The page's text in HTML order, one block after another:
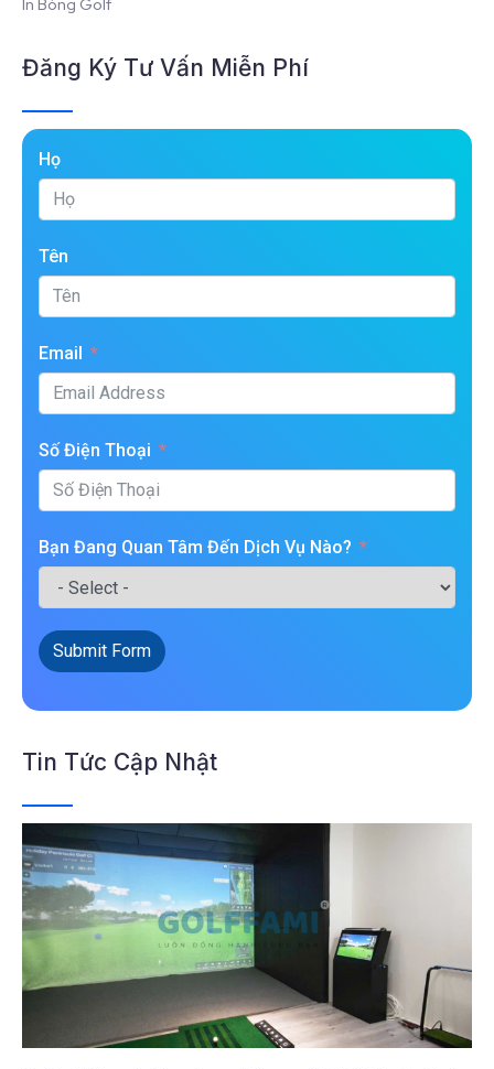
In Bóng Golf
Đăng Ký Tư Vấn Miễn Phí
Họ
Tên
Email
Số Điện Thoại
Bạn Đang Quan Tâm Đến Dịch Vụ Nào?
Submit Form
Tin Tức Cập Nhật